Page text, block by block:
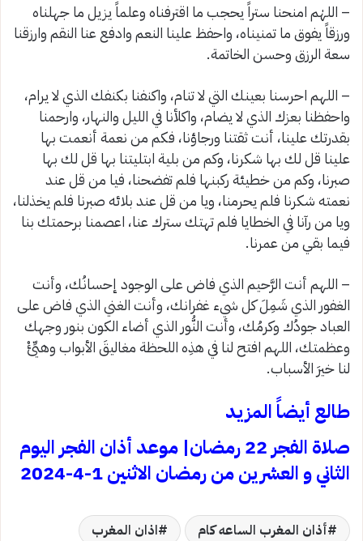
– اللهٰم امنحنا ستراً يحجب ما اقترفناه وعلماً يزيل ما جهلناه
ورزقاً يفوق ما تمنيناه، واحفظ علينا النعم وادفع عنا النقم وارزقنا
سعة الرزق وحسن الخاتمة.
– اللهم احرسنا بعينك التي لا تنام، واكنفنا بكنفك الذي لا يرام،
واحفظنا بعزك الذي لا يضام، واكلأنا في الليل والنهار، وارحمنا
بقدرتك علينا، أنت ثقتنا ورجاؤنا، فكم من نعمة أنعمت بها
علينا قل لك بها شكرنا، وكم من بلية ابتليتنا بها قل لك بها
صبرنا، وكم من خطيئة ركبنها فلم تفضحنا، فيا من قل عند
نعمته شكرنا فلم يحرمنا، ويا من قل عند بلائه صبرنا فلم يخذلنا،
ويا من رآنا في الخطايا فلم تهتك سترك عنا، اعصمنا برحمتك بنا
فيما بقي من عمرنا.
– اللهم أنت الرَّحيم الذي فاض على الوجود إحسانُك، وأنت
الغفور الذي شَمِلَ كل شيء غفرانك، وأنت الغني الذي فاض على
العباد جودُك وكرمُك، وأنت النُّور الذي أضاء الكون بنور وجهك
وعظمتك، اللهم افتح لنا في هذِه اللحظة مغاليقَ الأبواب وهيِّئْ
لنا خيرَ الأسباب.
طالع أيضاً المزيد
صلاة الفجر 22 رمضان| موعد أذان الفجر اليوم
الثاني و العشرين من رمضان الاثنين 1-4-2024
أذان المغرب الساعه كام
اذان المغرب